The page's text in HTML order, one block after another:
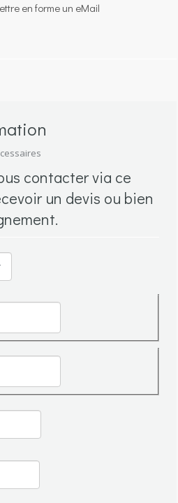
en forme un eMail
contacter via ce
un devis ou bien